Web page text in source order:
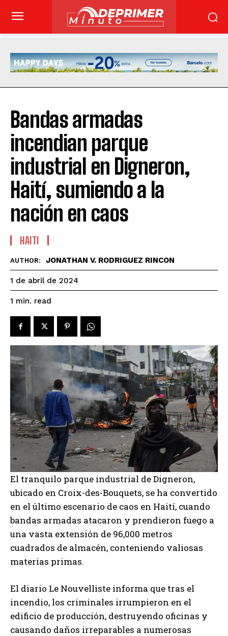
Bandas armadas
incendian parque
industrial en Digneron,
Haití, sumiendo a la
nación en caos
HAITI
AUTHOR: JONATHAN V. RODRIGUEZ RINCON
1 de abril de 2024
1 min. read
El tranquilo parque industrial de Digneron,
ubicado en Croix-des-Bouquets, se ha convertido
en el último escenario de caos en Haití, cuando
bandas armadas atacaron y prendieron fuego a
una vasta extensión de 96,000 metros
cuadrados de almacén, conteniendo valiosas
materias primas.
El diario Le Nouvelliste informa que tras el
incendio, los criminales irrumpieron en el
edificio de producción, destruyendo oficinas y
causando daños irreparables a numerosas